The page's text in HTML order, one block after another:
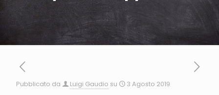
Pubblicato da Luigi Gaudio su 3 Agosto 2019